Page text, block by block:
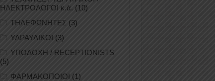
ΗΛΕΚΤΡΟΛΟΓΟΙ κ.ά. (10)
ΤΗΛΕΦΩΝΗΤΕΣ (3)
ΥΔΡΑΥΛΙΚΟΙ (3)
ΥΠΟΔΟΧΗ / RECEPTIONISTS
(5)
ΦΑΡΜΑΚΟΠΟΙΟΙ (1)